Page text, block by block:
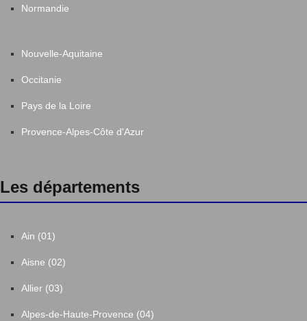
Normandie
Nouvelle-Aquitaine
Occitanie
Pays de la Loire
Provence-Alpes-Côte d'Azur
Les départements
Ain (01)
Aisne (02)
Allier (03)
Alpes-de-Haute-Provence (04)